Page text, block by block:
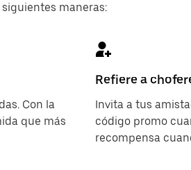
maneras:
Con la
que más
Refiere a
Invita a tus
código promo
recompensa